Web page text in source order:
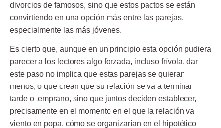
divorcios de famosos, sino que estos pactos se están
convirtiendo en una opción más entre las parejas,
especialmente las más jóvenes.
Es cierto que, aunque en un principio esta opción pudiera
parecer a los lectores algo forzada, incluso frívola, dar
este paso no implica que estas parejas se quieran
menos, o que crean que su relación se va a terminar
tarde o temprano, sino que juntos deciden establecer,
precisamente en el momento en el que la relación va
viento en popa, cómo se organizarían en el hipotético